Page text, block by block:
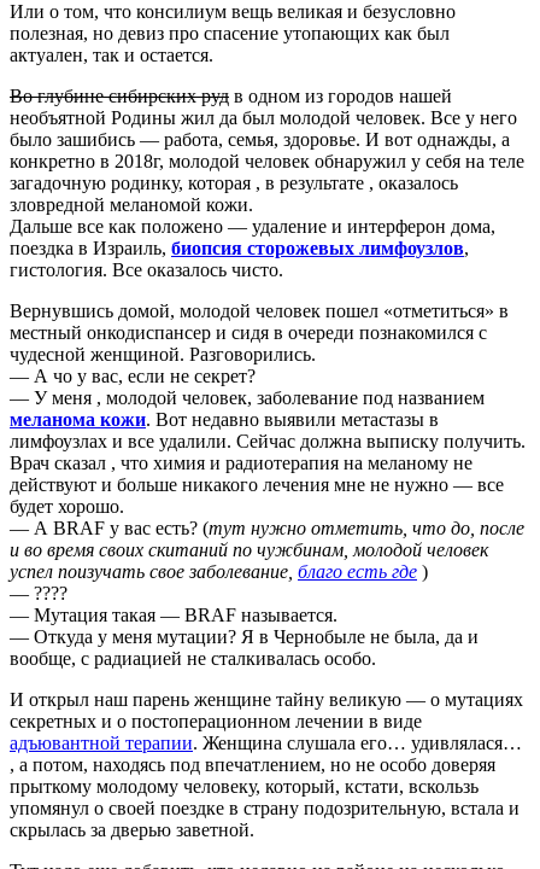
Или о том, что консилиум вещь великая и безусловно
полезная, но девиз про спасение утопающих как был
актуален, так и остается.
Во глубине сибирских руд в одном из городов нашей
необъятной Родины жил да был молодой человек. Все у него
было зашибись — работа, семья, здоровье. И вот однажды, а
конкретно в 2018г, молодой человек обнаружил у себя на теле
загадочную родинку, которая , в результате , оказалось
зловредной меланомой кожи.
Дальше все как положено — удаление и интерферон дома,
поездка в Израиль, биопсия сторожевых лимфоузлов,
гистология. Все оказалось чисто.
Вернувшись домой, молодой человек пошел «отметиться» в
местный онкодиспансер и сидя в очереди познакомился с
чудесной женщиной. Разговорились.
— А чо у вас, если не секрет?
— У меня , молодой человек, заболевание под названием
меланома кожи. Вот недавно выявили метастазы в
лимфоузлах и все удалили. Сейчас должна выписку получить.
Врач сказал , что химия и радиотерапия на меланому не
действуют и больше никакого лечения мне не нужно — все
будет хорошо.
— А BRAF у вас есть? (тут нужно отметить, что до, после
и во время своих скитаний по чужбинам, молодой человек
успел поизучать свое заболевание, благо есть где )
— ????
— Мутация такая — BRAF называется.
— Откуда у меня мутации? Я в Чернобыле не была, да и
вообще, с радиацией не сталкивалась особо.
И открыл наш парень женщине тайну великую — о мутациях
секретных и о постоперационном лечении в виде
адъювантной терапии. Женщина слушала его… удивлялася…
, а потом, находясь под впечатлением, но не особо доверяя
прыткому молодому человеку, который, кстати, вскользь
упомянул о своей поездке в страну подозрительную, встала и
скрылась за дверью заветной.